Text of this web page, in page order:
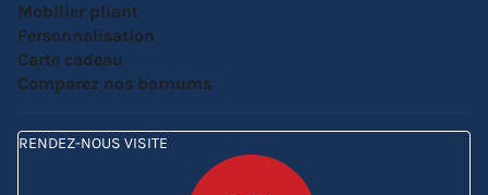
Mobilier pliant
Personnalisation
Carte cadeau
Comparez nos barnums
RENDEZ-NOUS VISITE